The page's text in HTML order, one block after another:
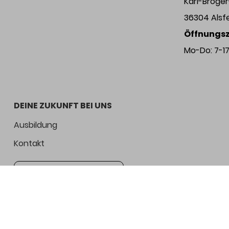
36304
Mo-Do: 7-
DEINE ZUKUNFT BEI UNS
Ausbildung
Kontakt